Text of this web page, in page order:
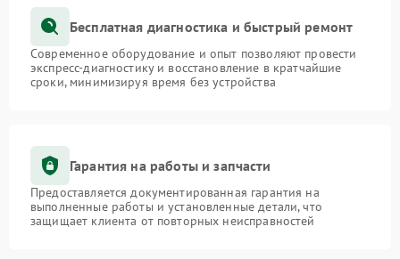
Бесплатная диагностика и быстрый ремонт
Современное оборудование и опыт позволяют провести
экспресс-диагностику и восстановление в кратчайшие
сроки, минимизируя время без устройства
Гарантия на работы и запчасти
Предоставляется документированная гарантия на
выполненные работы и установленные детали, что
защищает клиента от повторных неисправностей